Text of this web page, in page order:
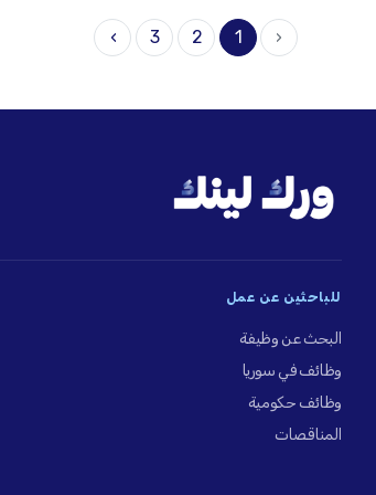
‹
1
2
3
›
للباحثين عن عمل
البحث عن وظيفة
وظائف في سوريا
وظائف حكومية
المناقصات